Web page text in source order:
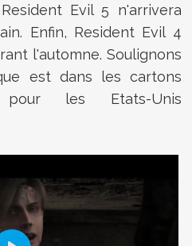
Evil 5 n'arrivera
Enfin, Resident Evil 4
l'automne. Soulignons
est dans les cartons
pour les Etats-Unis